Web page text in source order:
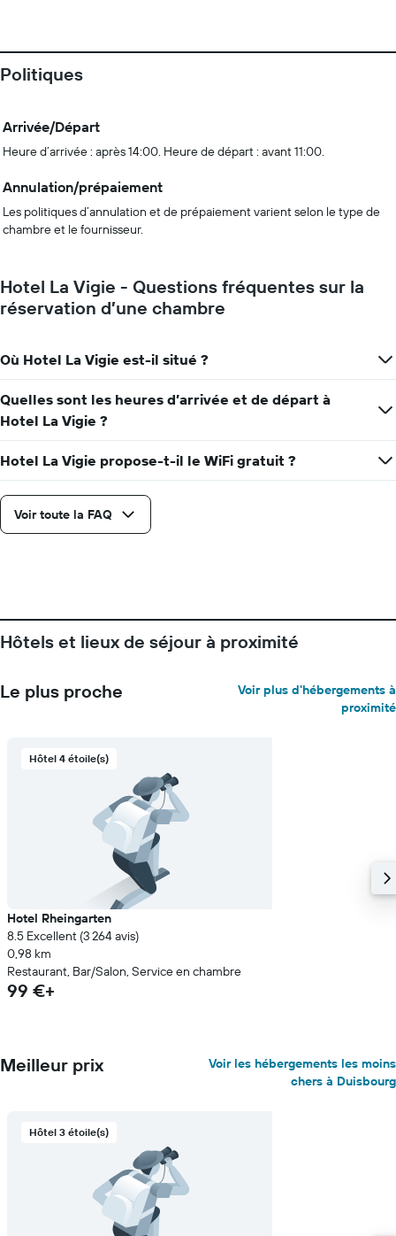
Politiques
Arrivée/Départ
Heure d’arrivée : après 14:00. Heure de départ : avant 11:00.
Annulation/prépaiement
Les politiques d’annulation et de prépaiement varient selon le type de
chambre et le fournisseur.
Hotel La Vigie - Questions fréquentes sur la
réservation d’une chambre
Où Hotel La Vigie est-il situé ?
Quelles sont les heures d’arrivée et de départ à
Hotel La Vigie ?
Hotel La Vigie propose-t-il le WiFi gratuit ?
Voir toute la FAQ
Hôtels et lieux de séjour à proximité
Le plus proche
Voir plus d'hébergements à
proximité
Hôtel 4 étoile(s)
Hotel Rheingarten
8.5 Excellent (3 264 avis)
0,98 km
Restaurant, Bar/Salon, Service en chambre
99 €+
Meilleur prix
Voir les hébergements les moins
chers à Duisbourg
Hôtel 3 étoile(s)